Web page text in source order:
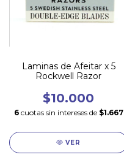
Laminas de Afeitar x 5
Rockwell Razor
$10.000
6 cuotas sin intereses de $1.667
VER